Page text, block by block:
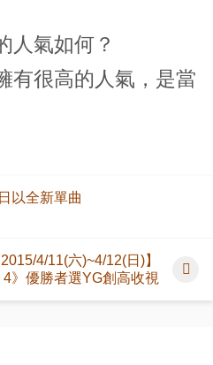
人氣如何？
有很高的人氣，是當
以全新單曲
4/11(六)~4/12(日)】
4》優勝者選YG創高收視